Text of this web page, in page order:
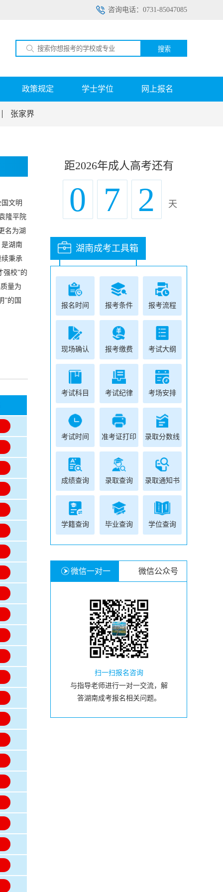
咨询电话：0731-85047085
搜索
政策规定 学士学位 网上报名
张家界
文明
隆平院
名为湖
湖南
秉承
强校”的
量为
”的国
距2026年成人高考还有
0 7 2 天
湖南成考工具箱
报名时间 报考条件 报考流程
现场确认 报考缴费 考试大纲
考试科目 考试纪律 考场安排
考试时间 准考证打印 录取分数线
成绩查询 录取查询 录取通知书
学籍查询 毕业查询 学位查询
微信一对一 微信公众号
扫一扫报名咨询
与指导老师进行一对一交流，解
答湖南成考报名相关问题。